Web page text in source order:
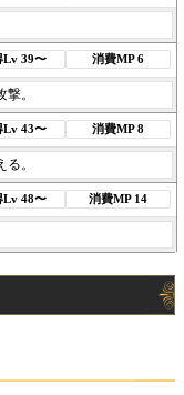
Lv 39〜 消費MP 6
。
Lv 43〜 消費MP 8
。
Lv 48〜 消費MP 14